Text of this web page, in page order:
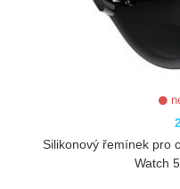
Silikonový řemínek pro
Watch